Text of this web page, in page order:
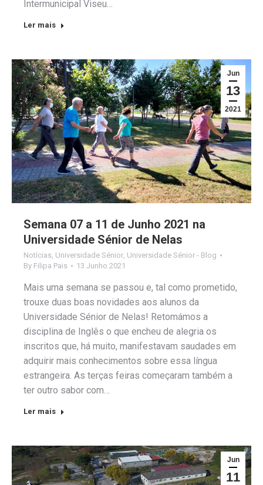
Intermunicipal Viseu…
Ler mais
Jun
13
2021
Semana 07 a 11 de Junho 2021 na
Universidade Sénior de Nelas
Notícias Universidade Sénior Universidade Sénior - Blog
By Filipa Pais 13 Junho 2021
Mais uma semana se passou e, tal como prometido,
trouxe duas boas novidades aos alunos da
Universidade Sénior de Nelas! Retomámos a
disciplina de Inglês o que encheu de alegria os
inscritos que, há muito, manifestavam saudades em
adquirir mais conhecimentos sobre essa língua
estrangeira. As terças feiras começaram também a
ter outro sabor com…
Ler mais
Jun
11